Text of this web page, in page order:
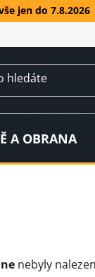
jen do 7.8.2026
A OBRANA
nebyly